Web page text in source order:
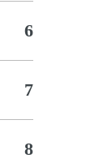
6
7
8